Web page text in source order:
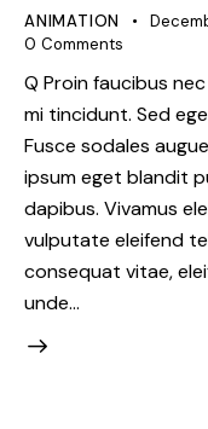
ANIMATION
0 Comments
Q Proin faucibus
mi tincidunt. Sed
Fusce sodales
ipsum eget blandit
dapibus. Vivamus
vulputate eleifend
consequat vitae,
unde…